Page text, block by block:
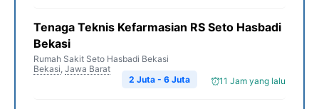
Tenaga Teknis Kefarmasian RS Seto Hasbadi
Bekasi
Rumah Sakit Seto Hasbadi Bekasi
Bekasi, Jawa Barat
11 Jam yang lalu
2 Juta - 6 Juta